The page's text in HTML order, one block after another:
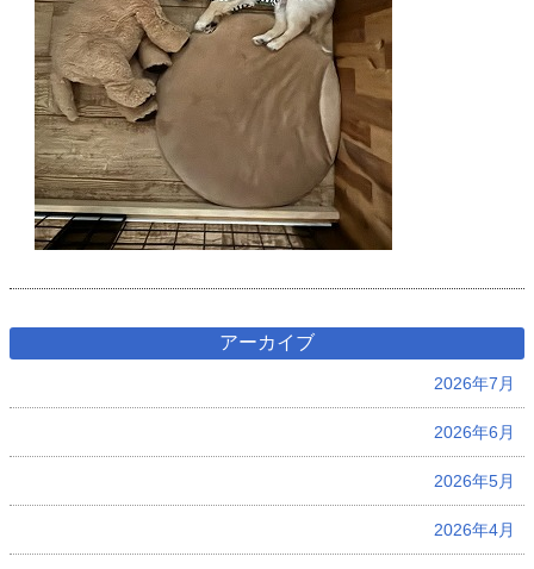
アーカイブ
2026年7月
2026年6月
2026年5月
2026年4月